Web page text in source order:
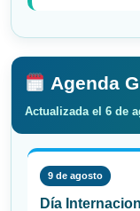
Agenda
Actualizada el 6 de
9 de agosto
Día